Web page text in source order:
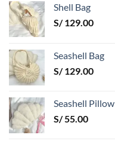
Shell Bag
S/129.00
Seashell Bag
S/129.00
Seashell Pillow
S/55.00